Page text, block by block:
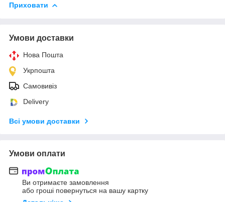
Приховати
Умови доставки
Нова Пошта
Укрпошта
Самовивіз
Delivery
Всі умови доставки
Умови оплати
Ви отримаєте замовлення
або гроші повернуться на вашу картку